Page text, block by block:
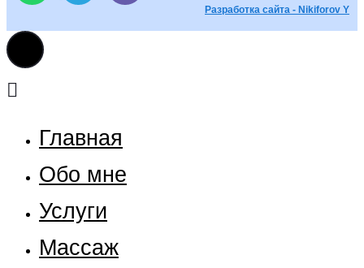
Разработка сайта - Nikiforov Y
Главная
Обо мне
Услуги
Массаж